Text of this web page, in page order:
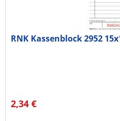
RNK Kassenblock 2952
2,34 €